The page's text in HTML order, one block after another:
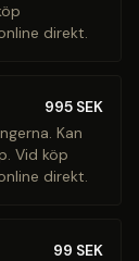
direkt.
995 SEK
Kan
Vid köp
direkt.
99 SEK